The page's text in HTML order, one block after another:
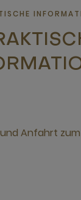
Anfahrt